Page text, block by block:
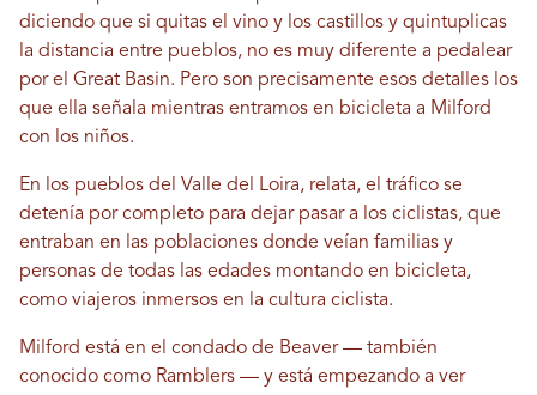
diciendo que si quitas el vino y los castillos y quintuplicas
la distancia entre pueblos, no es muy diferente a pedalear
por el Great Basin. Pero son precisamente esos detalles los
que ella señala mientras entramos en bicicleta a Milford
con los niños.
En los pueblos del Valle del Loira, relata, el tráfico se
detenía por completo para dejar pasar a los ciclistas, que
entraban en las poblaciones donde veían familias y
personas de todas las edades montando en bicicleta,
como viajeros inmersos en la cultura ciclista.
Milford está en el condado de Beaver — también
conocido como Ramblers — y está empezando a ver